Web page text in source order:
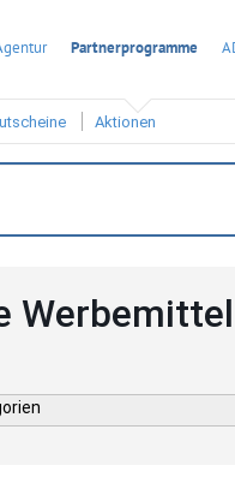
Partnerprogramme
Aktionen